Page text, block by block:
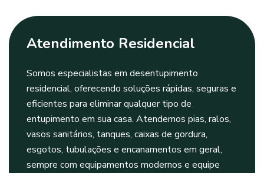
Atendimento Residencial
Somos especialistas em desentupimento
residencial, oferecendo soluções rápidas, seguras e
eficientes para eliminar qualquer tipo de
entupimento em sua casa. Atendemos pias, ralos,
vasos sanitários, tanques, caixas de gordura,
esgotos, tubulações e encanamentos em geral,
sempre com equipamentos modernos e equipe